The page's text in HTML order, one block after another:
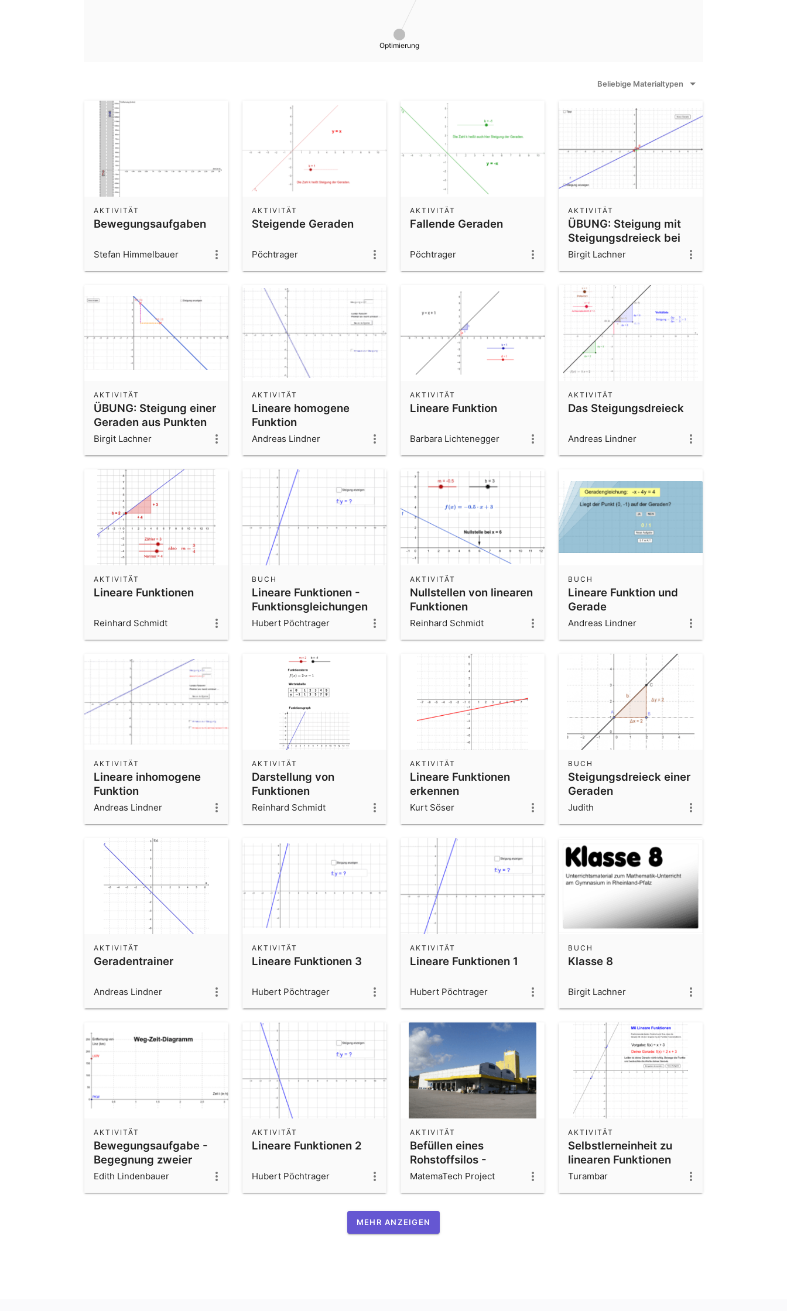
Optimierung
Beliebige Materialtypen
Bewegungsaufgaben
AKTIVITÄT
Stefan Himmelbauer
Steigende Geraden
AKTIVITÄT
Pöchtrager
Fallende Geraden
AKTIVITÄT
Pöchtrager
ÜBUNG: Steigung mit
Steigungsdreieck bei
y=mx ablesen
AKTIVITÄT
Birgit Lachner
ÜBUNG: Steigung einer
Geraden aus Punkten
berechnen
AKTIVITÄT
Birgit Lachner
Lineare homogene
Funktion
AKTIVITÄT
Andreas Lindner
Lineare Funktion
AKTIVITÄT
Barbara Lichtenegger
Das Steigungsdreieck
AKTIVITÄT
Andreas Lindner
Lineare Funktionen
AKTIVITÄT
Reinhard Schmidt
Lineare Funktionen -
Funktionsgleichungen
bestimmen
BUCH
Hubert Pöchtrager
Nullstellen von linearen
Funktionen
AKTIVITÄT
Reinhard Schmidt
Lineare Funktion und
Gerade
BUCH
Andreas Lindner
Lineare inhomogene
Funktion
AKTIVITÄT
Andreas Lindner
Darstellung von
Funktionen
AKTIVITÄT
Reinhard Schmidt
Lineare Funktionen
erkennen
AKTIVITÄT
Kurt Söser
Steigungsdreieck einer
Geraden
BUCH
Judith
Geradentrainer
AKTIVITÄT
Andreas Lindner
Lineare Funktionen 3
AKTIVITÄT
Hubert Pöchtrager
Lineare Funktionen 1
AKTIVITÄT
Hubert Pöchtrager
Klasse 8
BUCH
Birgit Lachner
Bewegungsaufgabe -
Begegnung zweier
Fahrzeuge
AKTIVITÄT
Edith Lindenbauer
Lineare Funktionen 2
AKTIVITÄT
Hubert Pöchtrager
Befüllen eines
Rohstoffsilos -
Unterrichtsplanung
AKTIVITÄT
MatemaTech Project
Selbstlerneinheit zu
linearen Funktionen
AKTIVITÄT
Turambar
MEHR ANZEIGEN